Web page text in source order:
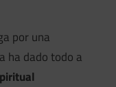
por una
ha dado todo a